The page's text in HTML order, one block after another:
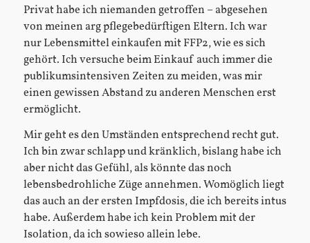
Privat habe ich niemanden getroffen – abgesehen
von meinen arg pflegebedürftigen Eltern. Ich war
nur Lebensmittel einkaufen mit FFP2, wie es sich
gehört. Ich versuche beim Einkauf auch immer die
publikumsintensiven Zeiten zu meiden, was mir
einen gewissen Abstand zu anderen Menschen erst
ermöglicht.
Mir geht es den Umständen entsprechend recht gut.
Ich bin zwar schlapp und kränklich, bislang habe ich
aber nicht das Gefühl, als könnte das noch
lebensbedrohliche Züge annehmen. Womöglich liegt
das auch an der ersten Impfdosis, die ich bereits intus
habe. Außerdem habe ich kein Problem mit der
Isolation, da ich sowieso allein lebe.